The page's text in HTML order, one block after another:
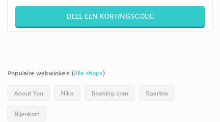
DEEL EEN KORTINGSCODE
Populaire webwinkels (Alle shops)
About You Nike Booking.com Spartoo
Bijenkorf